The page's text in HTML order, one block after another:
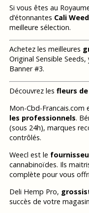
Si vous êtes au
d’étonnantes Cali
meilleure sélection.
Achetez les meilleures
Original Sensible
Banner #3.
Découvrez les fleurs de
Mon-Cbd-Francais.com
les professionnels.
(sous 24h), marques
contrôlés.
Weecl est le
cannabinoïdes. Ils
complète pour vous
Deli Hemp Pro,
succès de votre